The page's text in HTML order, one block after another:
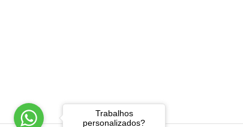
Trabalhos
personalizados?